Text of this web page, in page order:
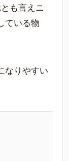
も言えニ
ている物
なりやすい